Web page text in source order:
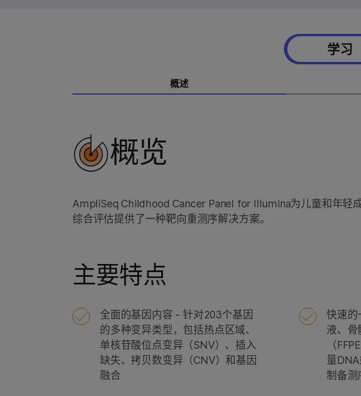
学习
概述
概览
AmpliSeq Childhood Cancer Panel for Illumina为儿童和年轻
综合评估提供了一种靶向重测序解决方案。
主要特点
全面的基因内容 - 针对203个基因
的多种变异类型，包括热点区域、
单核苷酸位点变异（SNV）、插入
缺失、拷贝数变异（CNV）和基因
融合
快速的
液、骨
（
量
制备测